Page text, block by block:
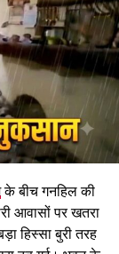
30 हेक्टेयर जमीन
के बीच गनहिल की
आवासों पर खतरा
हिस्सा बुरी तरह